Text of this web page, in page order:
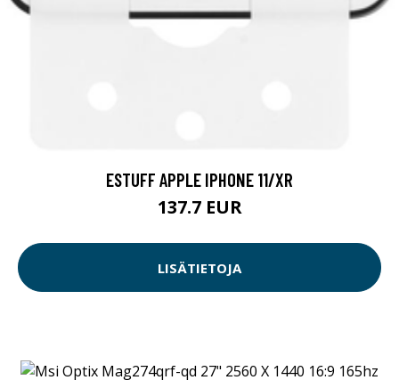
ESTUFF APPLE IPHONE 11/XR
137.7 EUR
LISÄTIETOJA